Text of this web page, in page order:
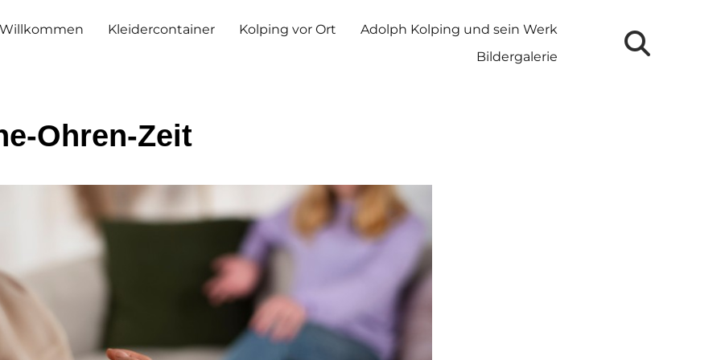
Willkommen Kleidercontainer Kolping vor Ort
Adolph Kolping und sein Werk
Bildergalerie
Ohren-Zeit